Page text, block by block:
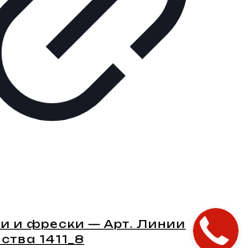
и фрески — Арт. Линии
1411_8